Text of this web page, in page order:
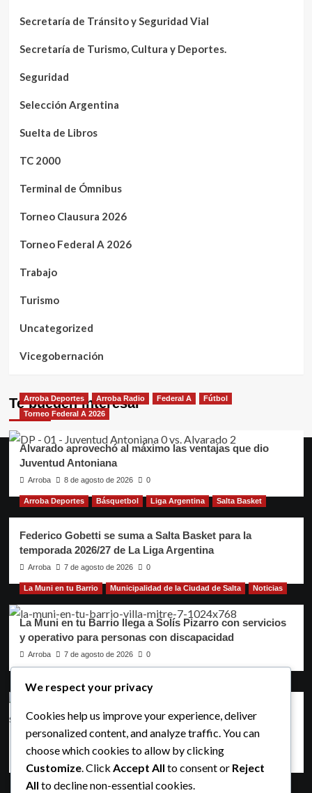
Secretaría de Tránsito y Seguridad Vial
Secretaría de Turismo, Cultura y Deportes.
Seguridad
Selección Argentina
Suelta de Libros
TC 2000
Terminal de Ómnibus
Torneo Clausura 2026
Torneo Federal A 2026
Trabajo
Turismo
Uncategorized
Vicegobernación
Te pueden interesar
Arroba Deportes Arroba Radio Federal A
Fútbol
Torneo Federal A 2026
Alvarado aprovechó al máximo las ventajas que dio
Juventud Antoniana
Arroba 8 de agosto de 2026 0
Arroba Deportes Básquetbol Liga Argentina Salta Basket
Federico Gobetti se suma a Salta Basket para la
temporada 2026/27 de La Liga Argentina
Arroba 7 de agosto de 2026 0
La Muni en tu Barrio Municipalidad de la Ciudad de Salta Noticias
La Muni en tu Barrio llega a Solís Pizarro con servicios
y operativo para personas con discapacidad
Arroba 7 de agosto de 2026 0
Puentes sobre el río Vaqueros y Circunvalación: Sáenz
supervisó la obra que avanza con asistencia financiera
provincial
Arroba 7 de agosto de 2026 0
Ministerio de Turismo y Deportes
We respect your privacy
Cookies help us improve your experience, deliver
personalized content, and analyze traffic. You can
choose which cookies to allow by clicking
Customize . Click Accept All to consent or Reject
All to decline non-essential cookies.